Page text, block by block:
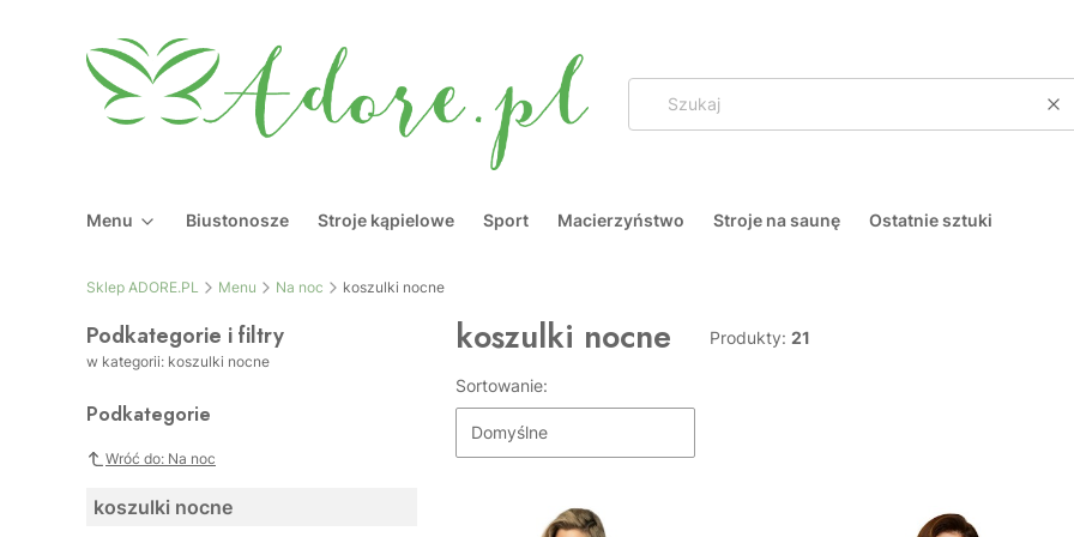
Menu Biustonosze Stroje kąpielowe Sport Macierzyństwo Stroje na saunę Ostatnie sztuki
Sklep ADORE.PL Menu Na noc koszulki nocne
Podkategorie i filtry
w kategorii: koszulki nocne
Podkategorie
Wróć do: Na noc
koszulki nocne
koszulki nocne Produkty: 21
Sortowanie:
Domyślne